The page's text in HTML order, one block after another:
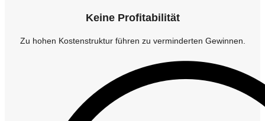
Keine Profitabilität
Zu hohen Kostenstruktur führen zu verminderten Gewinnen.